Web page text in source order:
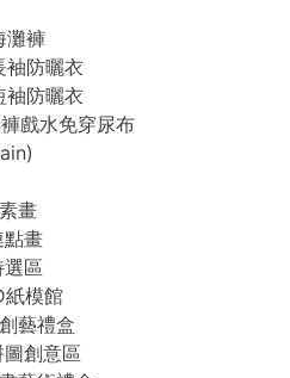
灘褲
防曬衣
防曬衣
戲水免穿尿布
畫
畫
區
模館
藝禮盒
創意區